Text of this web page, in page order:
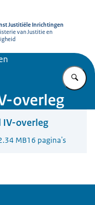
Justitiële Inrichtingen
van Justitie en
overleg
IV-overleg
MB16 pagina's